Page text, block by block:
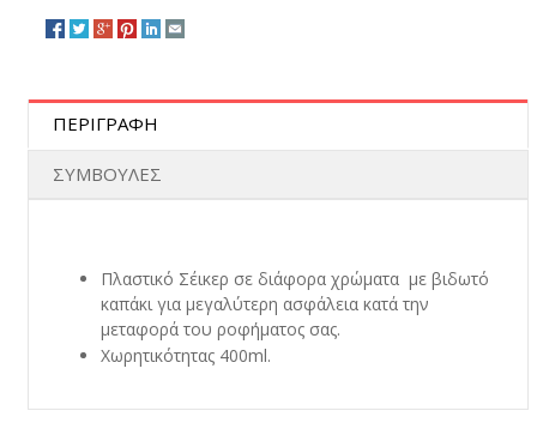
ΠΕΡΙΓΡΑΦΗ
ΣΥΜΒΟΥΛΕΣ
Πλαστικό Σέικερ σε διάφορα χρώματα με βιδωτό
καπάκι για μεγαλύτερη ασφάλεια κατά την
μεταφορά του ροφήματος σας.
Χωρητικότητας 400ml.